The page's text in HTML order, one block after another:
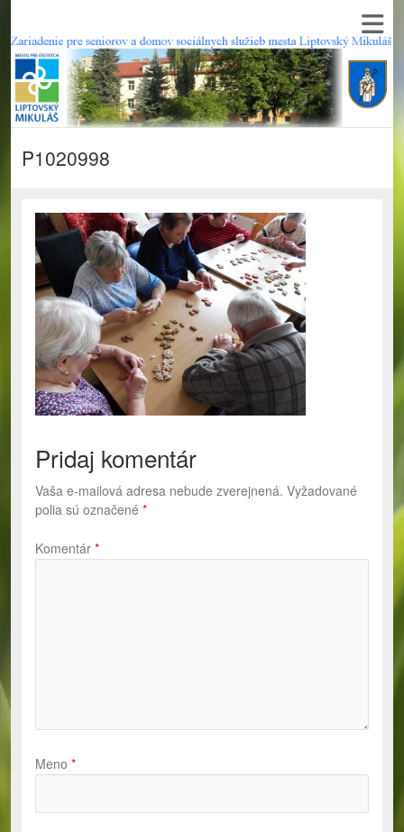
P1020998
Pridaj komentár
Vaša e-mailová adresa nebude zverejnená. Vyžadované
polia sú označené *
Komentár *
Meno *